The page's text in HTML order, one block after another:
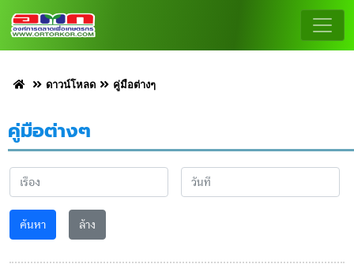
ดาวน์โหลด คู่มือต่างๆ
คู่มือต่างๆ
ค้นหา ล้าง